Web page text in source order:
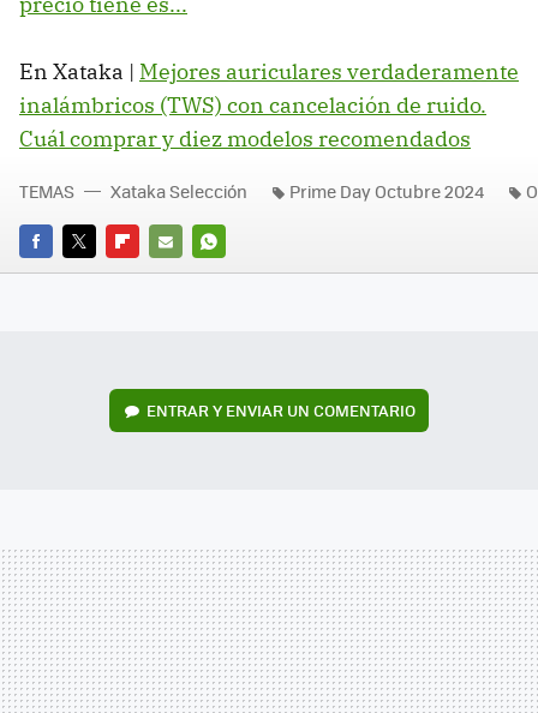
En Xataka | Mejores auriculares verdaderamente
inalámbricos (TWS) con cancelación de ruido.
Cuál comprar y diez modelos recomendados
FACEBOOK
TWITTERFLIPBOARD
E-
WHATSAPP
TEMAS Xataka Selección Prime Day Octubre 2024
ENTRAR Y ENVIAR UN COMENTARIO